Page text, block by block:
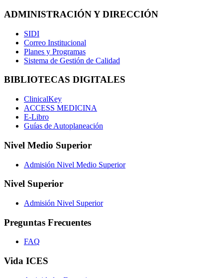
ADMINISTRACIÓN Y DIRECCIÓN
SIDI
Correo Institucional
Planes y Programas
Sistema de Gestión de Calidad
BIBLIOTECAS DIGITALES
ClinicalKey
ACCESS MEDICINA
E-Libro
Guías de Autoplaneación
Nivel Medio Superior
Admisión Nivel Medio Superior
Nivel Superior
Admisión Nivel Superior
Preguntas Frecuentes
FAQ
Vida ICES